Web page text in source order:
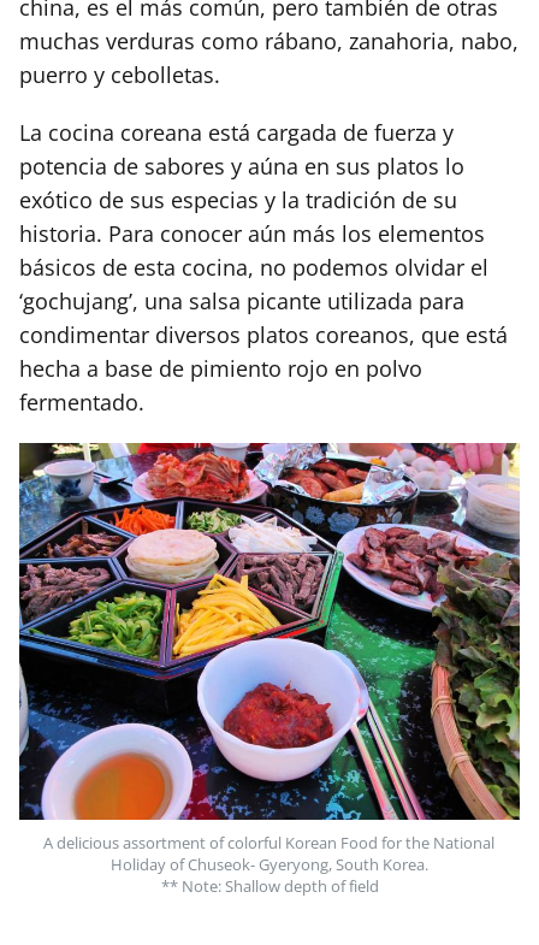
china, es el más común, pero también de otras
muchas verduras como rábano, zanahoria, nabo,
puerro y cebolletas.
La cocina coreana está cargada de fuerza y
potencia de sabores y aúna en sus platos lo
exótico de sus especias y la tradición de su
historia. Para conocer aún más los elementos
básicos de esta cocina, no podemos olvidar el
‘gochujang’, una salsa picante utilizada para
condimentar diversos platos coreanos, que está
hecha a base de pimiento rojo en polvo
fermentado.
A delicious assortment of colorful Korean Food for the National
Holiday of Chuseok- Gyeryong, South Korea.
** Note: Shallow depth of field